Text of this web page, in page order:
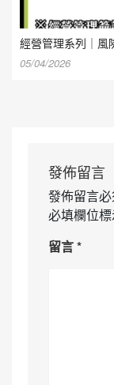
經營管理系列｜風
05/04/2026
發佈留言
發佈留言
必填欄位
留言*